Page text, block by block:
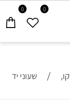
0 0
/ שעוני יד